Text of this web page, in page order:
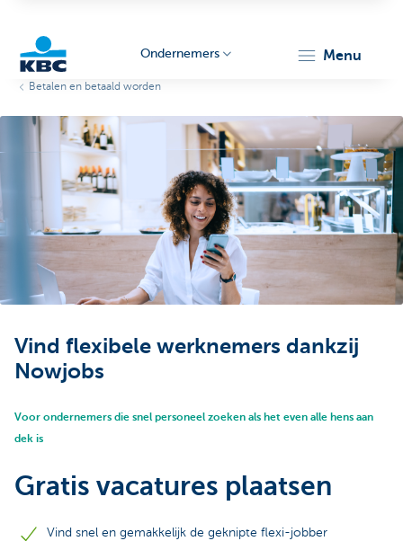
Ondernemers
Ondernemers menu
Betalen en betaald worden
Vind flexibele werknemers dankzij
Nowjobs
Voor ondernemers die snel personeel zoeken als het even alle hens aan
dek is
Gratis vacatures plaatsen
Vind snel en gemakkelijk de geknipte flexi-jobber